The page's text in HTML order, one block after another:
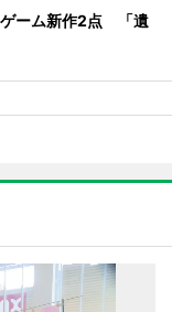
ゲーム新作2点 「遺